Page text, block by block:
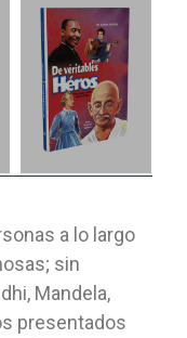
a lo largo
sin
Mandela,
presentados